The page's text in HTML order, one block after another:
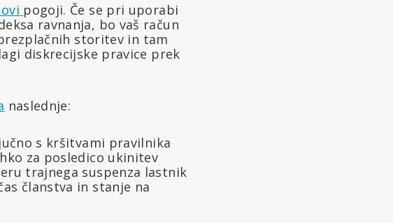
pogoji. Če se pri uporabi
ravnanja, bo vaš račun
storitev in tam
diskrecijske pravice prek
naslednje:
s kršitvami pravilnika
za posledico ukinitev
trajnega suspenza lastnik
članstva in stanje na